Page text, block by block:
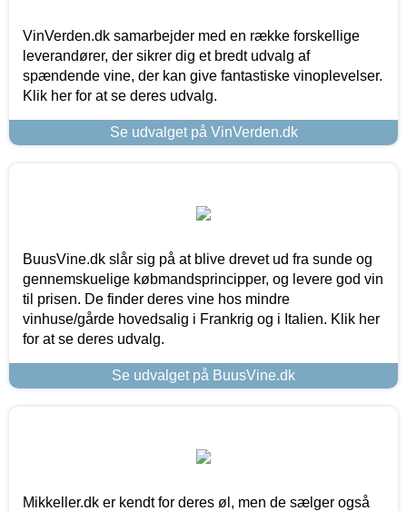
VinVerden.dk samarbejder med en række forskellige
leverandører, der sikrer dig et bredt udvalg af
spændende vine, der kan give fantastiske vinoplevelser.
Klik her for at se deres udvalg.
Se udvalget på VinVerden.dk
BuusVine.dk slår sig på at blive drevet ud fra sunde og
gennemskuelige købmandsprincipper, og levere god vin
til prisen. De finder deres vine hos mindre
vinhuse/gårde hovedsalig i Frankrig og i Italien. Klik her
for at se deres udvalg.
Se udvalget på BuusVine.dk
Mikkeller.dk er kendt for deres øl, men de sælger også